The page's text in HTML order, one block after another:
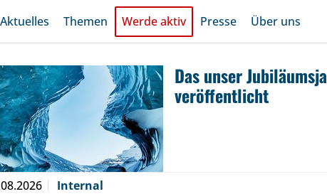
Aktuelles Themen Werde aktiv Presse Über uns
Das unser
veröffentlicht
Internal